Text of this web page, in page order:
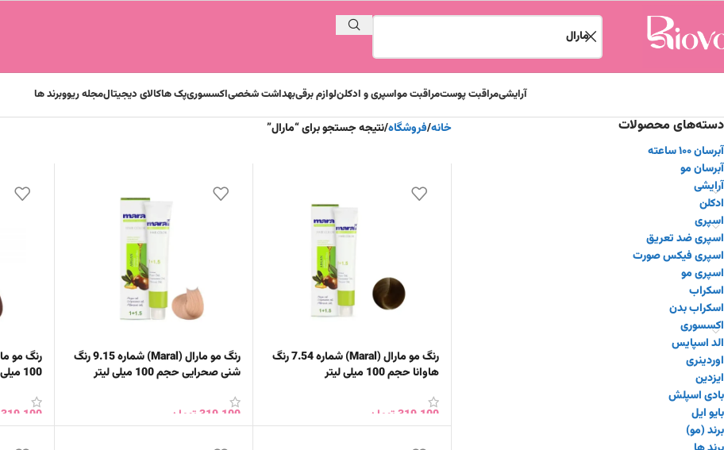
آرایشیمراقبت پوستمراقبت مواسپری و ادکلنلوازم برقیبهداشت شخصیاکسسوریپک هاکالای دیجیتالمجله ریووبرند ها
دسته‌های محصولات
آبرسان ۱۰۰ ساعته
آبرسان مو
آرایشی
ادکلن
اسپری
اسپری ضد تعریق
اسپری فیکس صورت
اسپری مو
اسکراب
اسکراب بدن
اکسسوری
الد اسپایس
اوردینری
ایزدین
بادی اسپلش
بایو ایل
برند (مو)
خانه فروشگاه نتیجه جستجو برای “مارال”
رنگ مو مارال (Maral) شماره 7.54 رنگ
هاوانا حجم 100 میلی لیتر
319,100تومان
رنگ مو مارال (Maral) شماره 9.15 رنگ
شنی صحرایی حجم 100 میلی لیتر
319,100تومان
100 میلی‌ لیتر رنگ دارچینی
319,100